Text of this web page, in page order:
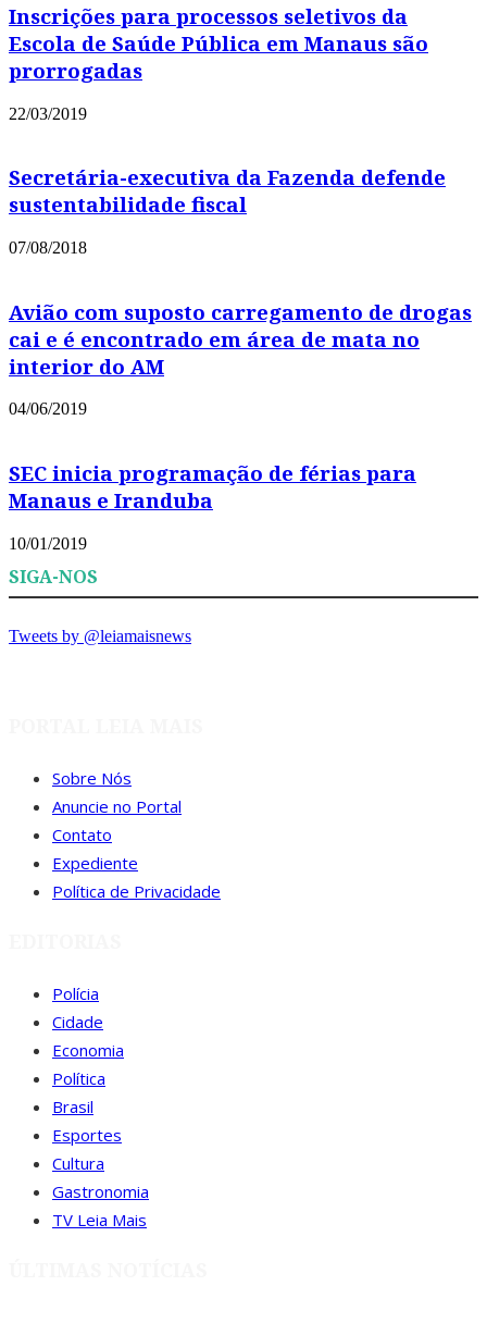
Inscrições para processos seletivos da
Escola de Saúde Pública em Manaus são
prorrogadas
22/03/2019
Secretária-executiva da Fazenda defende
sustentabilidade fiscal
07/08/2018
Avião com suposto carregamento de drogas
cai e é encontrado em área de mata no
interior do AM
04/06/2019
SEC inicia programação de férias para
Manaus e Iranduba
10/01/2019
SIGA-NOS
Tweets by @leiamaisnews
Sobre Nós
Anuncie no Portal
Contato
Expediente
Política de Privacidade
Polícia
Cidade
Economia
Política
Brasil
Esportes
Cultura
Gastronomia
TV Leia Mais